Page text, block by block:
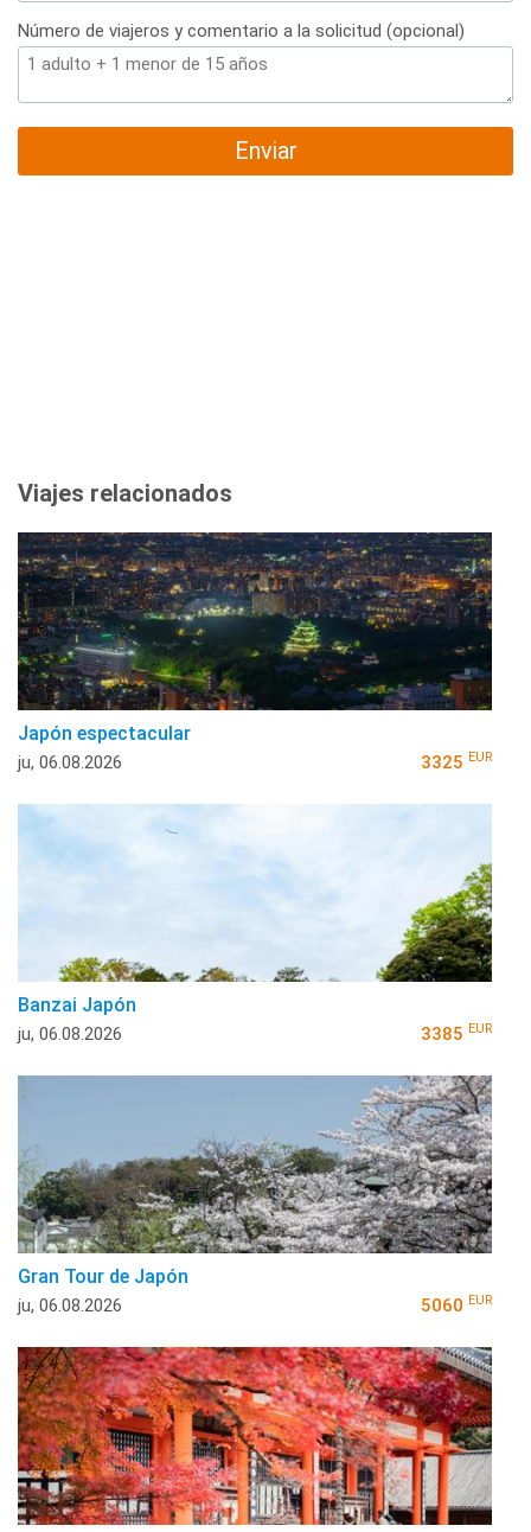
Número de viajeros y comentario a la solicitud (opcional)
Enviar
Viajes relacionados
Japón espectacular
ju, 06.08.2026 3325 EUR
Banzai Japón
ju, 06.08.2026 3385 EUR
Gran Tour de Japón
ju, 06.08.2026 5060 EUR